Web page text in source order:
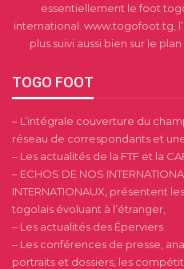
essentiellement le foot
international. www.togofoot.tg,
plus suivi aussi bien sur le
TOGO FOOT
– L’intégrale couverture du
réseau de correspondants et
– Les actualités de la FTF et la
– ECHOS DE NOS
INTERNATIONAUX, présentent
togolais évoluant à l’étranger,
– Les actualités des Éperviers
– Les conférences de presse,
portraits et dossiers, les